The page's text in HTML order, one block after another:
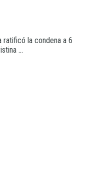
ratificó la condena a 6
...